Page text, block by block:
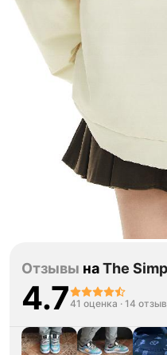
Отзывы наThe
4.741 оценка · 14